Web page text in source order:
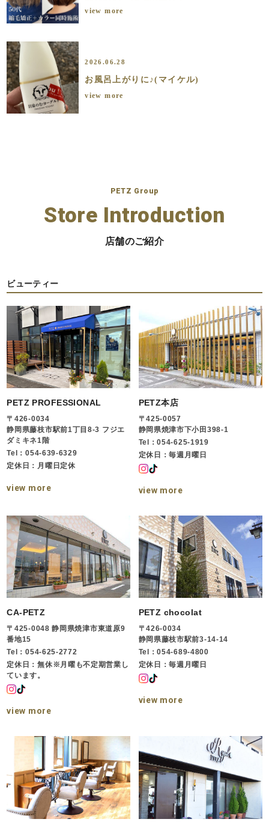
view more
2026.06.28
お風呂上がりに♪(マイケル)
view more
PETZ Group
Store Introduction
店舗のご紹介
ビューティー
PETZ PROFESSIONAL
〒426-0034
静岡県藤枝市駅前1丁目8-3 フジエ
ダミキネ1階
Tel：054-639-6329
定休日：月曜日定休
view more
PETZ本店
〒425-0057
静岡県焼津市下小田398-1
Tel：054-625-1919
定休日：毎週月曜日
view more
CA-PETZ
〒425-0048 静岡県焼津市東道原9
番地15
Tel：054-625-2772
定休日：無休※月曜も不定期営業し
ています。
view more
PETZ chocolat
〒426-0034
静岡県藤枝市駅前3-14-14
Tel：054-689-4800
定休日：毎週月曜日
view more